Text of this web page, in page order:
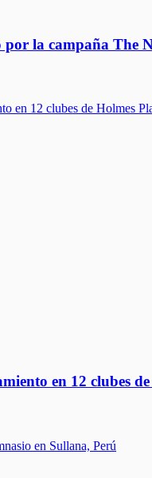
por la campaña The
en 12 clubes